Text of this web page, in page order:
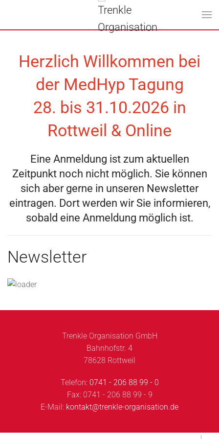
Zum Hauptinhalt springen
Herzlich Willkommen bei
der MedHyp Tagung
28. bis 31.10.2026 in
Rottweil & Online
Eine Anmeldung ist zum aktuellen
Zeitpunkt noch nicht möglich. Sie können
sich aber gerne in unseren Newsletter
eintragen. Dort werden wir Sie informieren,
sobald eine Anmeldung möglich ist.
Newsletter
Trenkle Organisation GmbH
Bahnhofstr. 4
78628 Rottweil
Telefon: 0741 - 206 88 99 - 0
Fax: 0741 - 206 88 99 - 9
E-Mail: kontakt@trenkle-organisation.de